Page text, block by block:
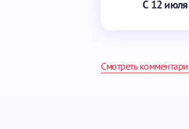
С 12 июля
Смотреть